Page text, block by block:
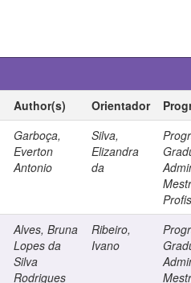
Author(s) Orientador
Garboça,
Everton
Antonio
Silva,
Elizandra
da
Alves, Bruna
Lopes da
Silva
Rodrigues
Ribeiro,
Ivano